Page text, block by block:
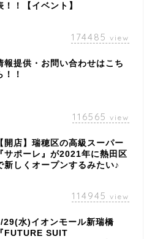
！！【イベント】
174485 view
報提供・お問い合わせはこち
！！
116565 view
【開店】瑞穂区の高級スーパー
『サポーレ』が2021年に熱田区
新しくオープンするみたい♪
114945 view
29(水)イオンモール新瑞橋
『FUTURE SUIT